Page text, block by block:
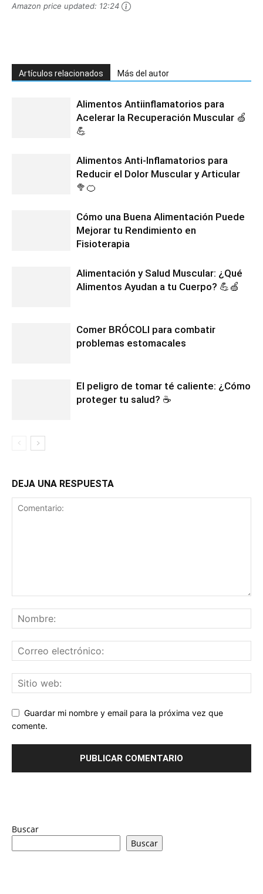
Amazon price updated: 12:24
Artículos relacionados Más del autor
Alimentos Antiinflamatorios para
Acelerar la Recuperación Muscular 🍏
💪
Alimentos Anti-Inflamatorios para
Reducir el Dolor Muscular y Articular
🥦🍊
Cómo una Buena Alimentación Puede
Mejorar tu Rendimiento en
Fisioterapia
Alimentación y Salud Muscular: ¿Qué
Alimentos Ayudan a tu Cuerpo? 💪🍏
Comer BRÓCOLI para combatir
problemas estomacales
El peligro de tomar té caliente: ¿Cómo
proteger tu salud? ☕
DEJA UNA RESPUESTA
Guardar mi nombre y email para la próxima vez que
comente.
Buscar
Buscar